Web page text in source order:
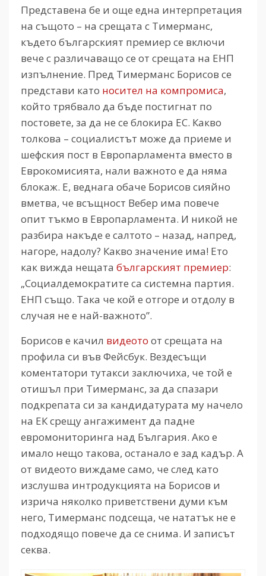
Представена бе и още една интерпретация
на същото – на срещата с Тимерманс,
където българският премиер се включи
вече с различаващо се от срещата на ЕНП
изпълнение. Пред Тимерманс Борисов се
представи като носител на компромиса,
който трябвало да бъде постигнат по
постовете, за да не се блокира ЕС. Какво
толкова – социалистът може да приеме и
шефския пост в Европарламента вместо в
Еврокомисията, нали важното е да няма
блокаж. Е, веднага обаче Борисов сияйно
вметва, че всъщност Вебер има повече
опит тъкмо в Европарламента. И никой не
разбира накъде е салтото – назад, напред,
нагоре, надолу? Какво значение има! Ето
как вижда нещата българският премиер:
„Социалдемократите са системна партия.
ЕНП също. Така че кой е отгоре и отдолу в
случая не е най-важното”.
Борисов е качил видеото от срещата на
профила си във Фейсбук. Вездесъщи
коментатори тутакси заключиха, че той е
отишъл при Тимерманс, за да спазари
подкрепата си за кандидатурата му начело
на ЕК срещу ангажимент да падне
евромониторинга над България. Ако е
имало нещо такова, останало е зад кадър. А
от видеото виждаме само, че след като
изслушва интродукцията на Борисов и
изрича няколко приветствени думи към
него, Тимерманс подсеща, че нататък не е
подходящо повече да се снима. И записът
секва.